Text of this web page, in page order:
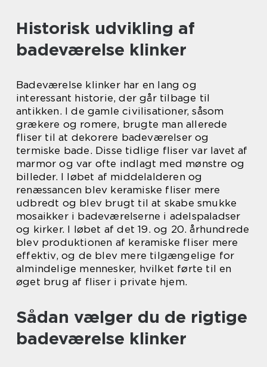
Historisk udvikling af
badeværelse klinker
Badeværelse klinker har en lang og
interessant historie, der går tilbage til
antikken. I de gamle civilisationer, såsom
grækere og romere, brugte man allerede
fliser til at dekorere badeværelser og
termiske bade. Disse tidlige fliser var lavet af
marmor og var ofte indlagt med mønstre og
billeder. I løbet af middelalderen og
renæssancen blev keramiske fliser mere
udbredt og blev brugt til at skabe smukke
mosaikker i badeværelserne i adelspaladser
og kirker. I løbet af det 19. og 20. århundrede
blev produktionen af keramiske fliser mere
effektiv, og de blev mere tilgængelige for
almindelige mennesker, hvilket førte til en
øget brug af fliser i private hjem.
Sådan vælger du de rigtige
badeværelse klinker